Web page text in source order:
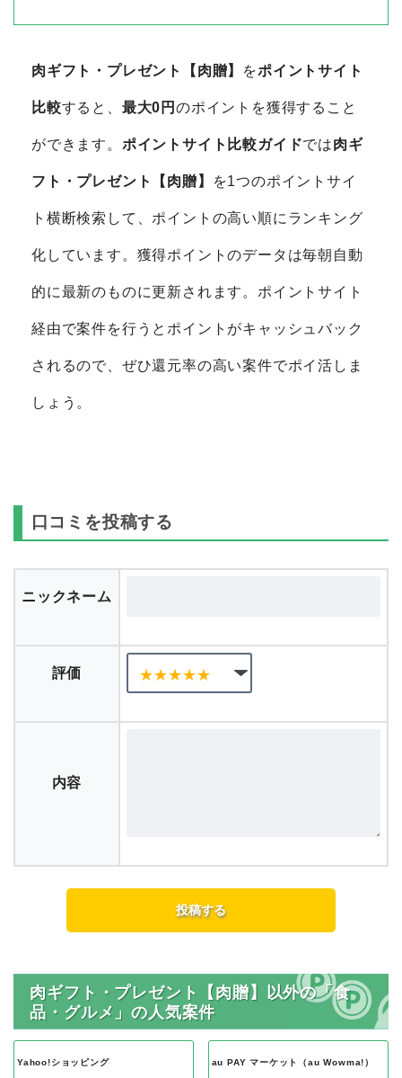
肉ギフト・プレゼント【肉贈】 をポイントサイト
比較すると、 最大0円のポイントを獲得すること
ができます。 ポイントサイト比較ガイドでは肉ギ
フト・プレゼント【肉贈】 を1つのポイントサイ
ト横断検索して、ポイントの高い順にランキング
化しています。獲得ポイントのデータは毎朝自動
的に最新のものに更新されます。ポイントサイト
経由で案件を行うとポイントがキャッシュバック
されるので、ぜひ還元率の高い案件でポイ活しま
しょう。
口コミを投稿する
ニックネーム
評価
内容
肉ギフト・プレゼント【肉贈】以外の「食
品・グルメ」の人気案件
Yahoo!ショッピング au PAY マーケット（au Wowma!）